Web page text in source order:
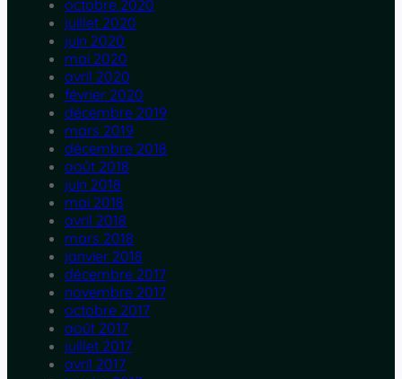
octobre 2020
juillet 2020
juin 2020
mai 2020
avril 2020
février 2020
décembre 2019
mars 2019
décembre 2018
août 2018
juin 2018
mai 2018
avril 2018
mars 2018
janvier 2018
décembre 2017
novembre 2017
octobre 2017
août 2017
juillet 2017
avril 2017